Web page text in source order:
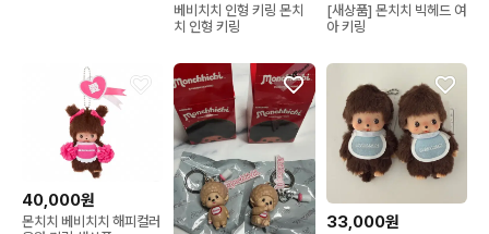
베비치치 인형 키링 몬치
치 인형 키링
[새상품] 몬치치 빅헤드 여
아 키링
40,000원
몬치치 베비치치 해피컬러
33,000원